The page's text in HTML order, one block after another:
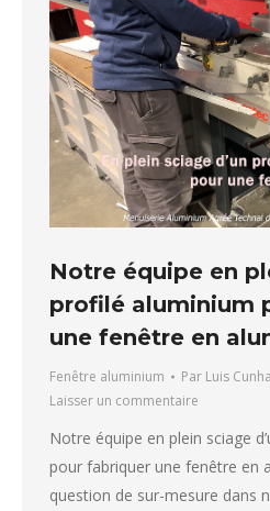
Notre équipe en
profilé aluminium
une fenêtre en
Fenêtre aluminium Par Luis Cunha
Laisser un commentaire
Notre équipe en plein sciage
pour fabriquer une fenêtre en
question de sur-mesure dans